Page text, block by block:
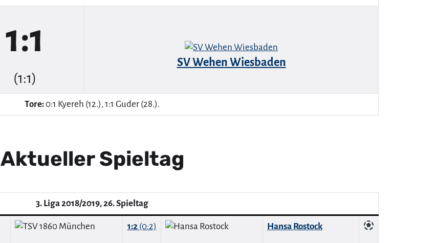
1:1
(1:1)
SV Wehen Wiesbaden
Tore: 0:1 Kyereh (12.), 1:1 Guder (28.).
Aktueller Spieltag
3. Liga 2018/2019, 26. Spieltag
1:2(0:2) Hansa Rostock